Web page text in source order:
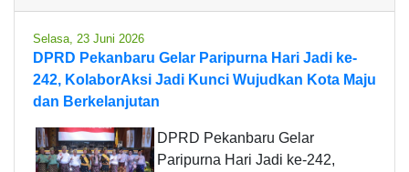
Selasa, 23 Juni 2026
DPRD Pekanbaru Gelar Paripurna Hari Jadi ke-
242, KolaborAksi Jadi Kunci Wujudkan Kota Maju
dan Berkelanjutan
DPRD Pekanbaru Gelar
Paripurna Hari Jadi ke-242,